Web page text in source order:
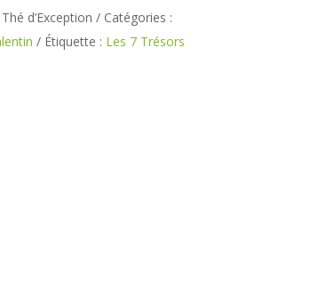
d’Exception
Catégories :
Étiquette : Les 7 Trésors